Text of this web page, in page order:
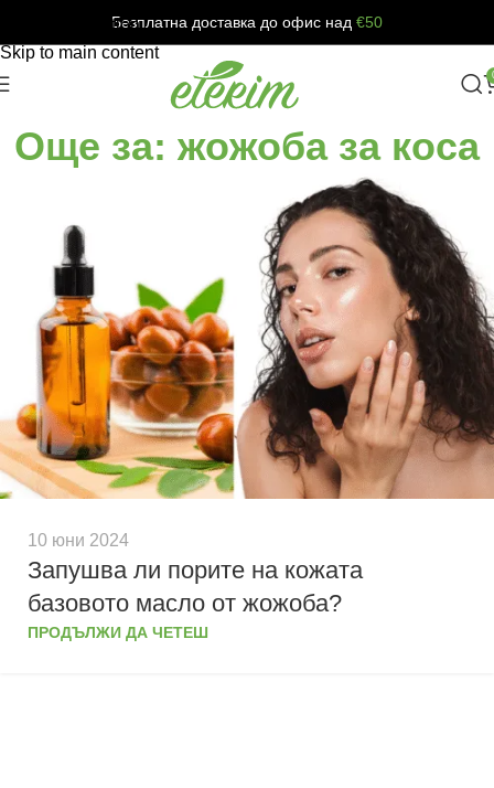
Skip to navigation
Skip to main content
Безплатна доставка до офис над €50
Още за: жожоба за коса
10 юни 2024
Запушва ли порите на кожата
базовото масло от жожоба?
ПРОДЪЛЖИ ДА ЧЕТЕШ